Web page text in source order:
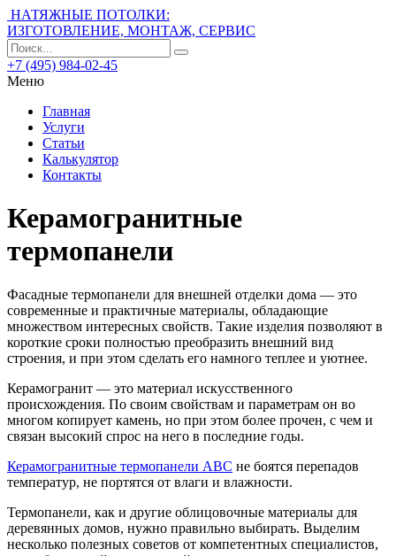
НАТЯЖНЫЕ ПОТОЛКИ:
ИЗГОТОВЛЕНИЕ, МОНТАЖ, СЕРВИС
+7 (495) 984-02-45
Меню
Главная
Услуги
Статьи
Калькулятор
Контакты
Керамогранитные
термопанели
Фасадные термопанели для внешней отделки дома — это
современные и практичные материалы, обладающие
множеством интересных свойств. Такие изделия позволяют в
короткие сроки полностью преобразить внешний вид
строения, и при этом сделать его намного теплее и уютнее.
Керамогранит — это материал искусственного
происхождения. По своим свойствам и параметрам он во
многом копирует камень, но при этом более прочен, с чем и
связан высокий спрос на него в последние годы.
Керамогранитные термопанели ABC не боятся перепадов
температур, не портятся от влаги и влажности.
Термопанели, как и другие облицовочные материалы для
деревянных домов, нужно правильно выбирать. Выделим
несколько полезных советов от компетентных специалистов,